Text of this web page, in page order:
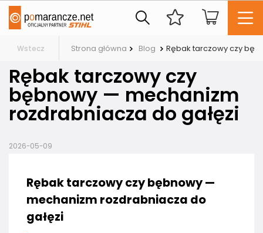
Wstecz Strona główna Blog Rębak tarczowy czy
Rębak tarczowy czy
bębnowy — mechanizm
rozdrabniacza do gałęzi
2026-05-09
Rębak tarczowy czy bębnowy —
mechanizm rozdrabniacza do
gałęzi